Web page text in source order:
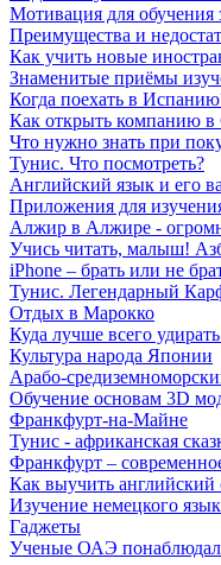
Мотивация для обучения
Преимущества и
Как учить новые
Знаменитые приёмы
Когда поехать в
Как открыть компанию
Что нужно знать при
Тунис. Что посмотреть?
Английский язык и его
Приложения для
Алжир в Алжире -
Учись читать, малыш!
iPhone – брать или не
Тунис. Легендарный
Отдых в Марокко
Куда лучше всего
Культура народа Японии
Арабо-
Обучение основам 3D
Франкфурт-на-Майне
Тунис - африканская
Франкфурт –
Как выучить английский
Изучение немецкого
Гаджеты
Ученые ОАЭ